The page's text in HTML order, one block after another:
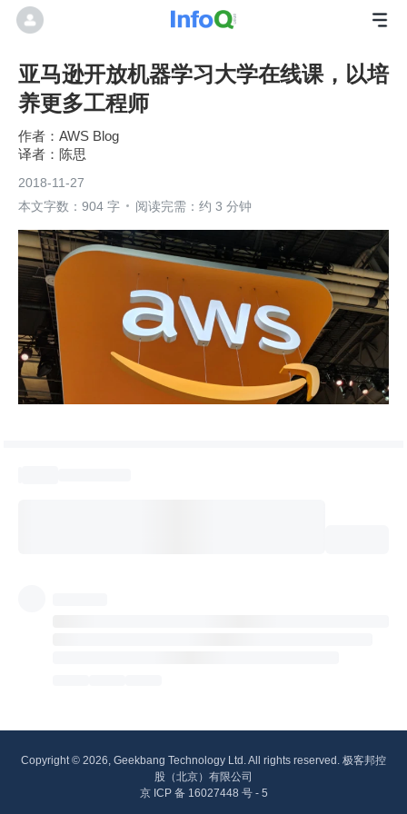
亚马逊开放机器学习大学在线课，以培
养更多工程师
AWS Blog
陈思
2018-11-27
本文字数：904 字
阅读完需：约 3 分钟
Copyright © 2026, Geekbang Technology Ltd. All rights reserved. 极客邦控
股（北京）有限公司
京 ICP 备 16027448 号 - 5